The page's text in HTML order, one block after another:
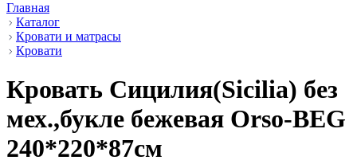
Главная
Каталог
Кровати и матрасы
Кровати
Кровать Сицилия(Sicilia) без
мех.,букле бежевая Orso-BEG
240*220*87см